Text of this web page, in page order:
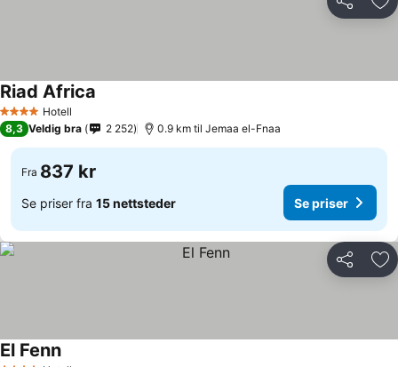
Del
4 StjernerHotell
Riad Africa
8,3 Veldig bra 2 252 0.9 km til Jemaa el-Fnaa
Fra 837 kr
Se priser fra 15 nettsteder Se priser
Del
El Fenn